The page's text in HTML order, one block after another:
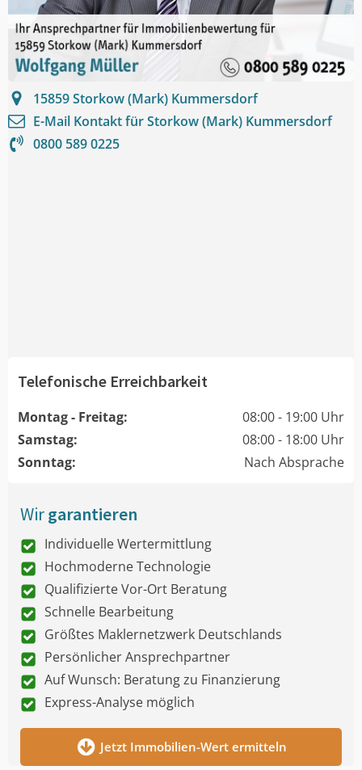
15859Storkow (Mark) Kummersdorf
E-Mail Kontakt fürStorkow (Mark) Kummersdorf
0800 589 0225
Telefonische Erreichbarkeit
Montag - Freitag:
08:00 - 19:00 Uhr
Samstag:
08:00 - 18:00 Uhr
Sonntag:
Nach Absprache
Wirgarantieren
Individuelle Wertermittlung
Hochmoderne Technologie
Qualifizierte Vor-Ort Beratung
Schnelle Bearbeitung
Größtes Maklernetzwerk Deutschlands
Persönlicher Ansprechpartner
Auf Wunsch: Beratung zu Finanzierung
Express-Analyse möglich
Jetzt Immobilien-Wert ermitteln